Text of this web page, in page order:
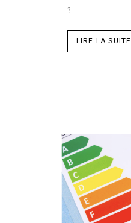
?
LIRE LA SUITE